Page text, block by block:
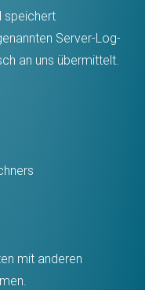
speichert
Server-Log-
an uns übermittelt.
mit anderen